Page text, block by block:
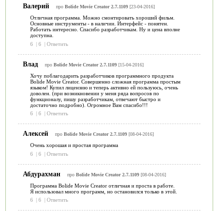
Валерий про Bolide Movie Creator 2.7.1109[23-04-2016]
Отличная программа. Можно смонтировать хороший фильм.
Основные инструменты - в наличии. Интерфейс - понятен.
Работать интересно. Спасибо разработчикам. Ну и цена вполне
доступна.
6
| 6 | Ответить
Влад про Bolide Movie Creator 2.7.1109[15-04-2016]
Хочу поблагодарить разработчиков программного продукта
Bolide Movie Creator. Совершенно сложная программа простым
языком! Купил лицензию и теперь активно ей пользуюсь, очень
доволен. (при возникновении у меня ряда вопросов по
функционалу, пишу разработчикам, отвечают быстро и
достаточно подробно). Огромное Вам спасибо!!!
6
| 6 | Ответить
Алексей про Bolide Movie Creator 2.7.1109[08-04-2016]
Очень хорошая и простая программа
6
| 6 | Ответить
Абдурахман про Bolide Movie Creator 2.7.1109[08-04-2016]
Программа Bolide Movie Creator отличная и проста в работе.
Я использовал много программ, но остановился только в этой.
6
| 6 | Ответить